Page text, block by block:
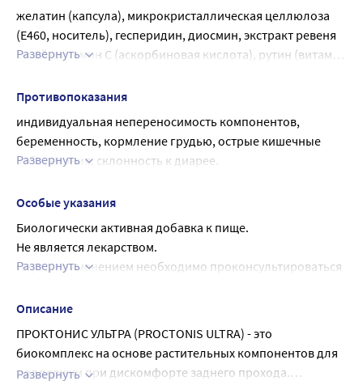
желатин (капсула), микрокристаллическая целлюлоза
(Е460, носитель), гесперидин, диосмин, экстракт ревеня
сухой, витамин С (аскорбиновая кислота), рутин (витамин
коллагена гидролизат, витамина Е (DL-альфа-
антислеживающий)
Развернуть
Противопоказания
индивидуальная непереносимость компонентов,
беременность, кормление грудью, острые кишечные
заболевания, склонность к диарее.
проконсультироваться с врачом
Развернуть
Особые указания
Биологически активная добавка к пище.
Не является лекарством.
Перед применением необходимо проконсультироваться
Развернуть
Описание
ПРОКТОНИС УЛЬТРА (PROCTONIS ULTRA) - это
биокомплекс на основе растительных компонентов для
поддержки при дискомфорте заднего прохода.
Развернуть